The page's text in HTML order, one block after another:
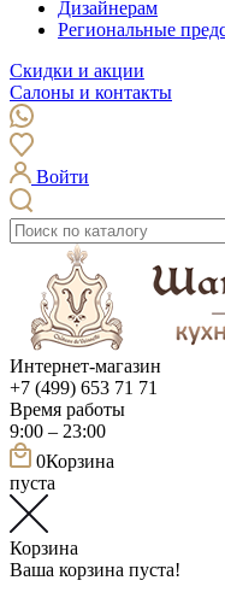
Дизайнерам
Региональные
Скидки и акции
Салоны и контакты
Войти
Интернет-магазин
+7 (499) 653 71 71
Время работы
9:00 – 23:00
0Корзина
пуста
Корзина
Ваша корзина пуста!